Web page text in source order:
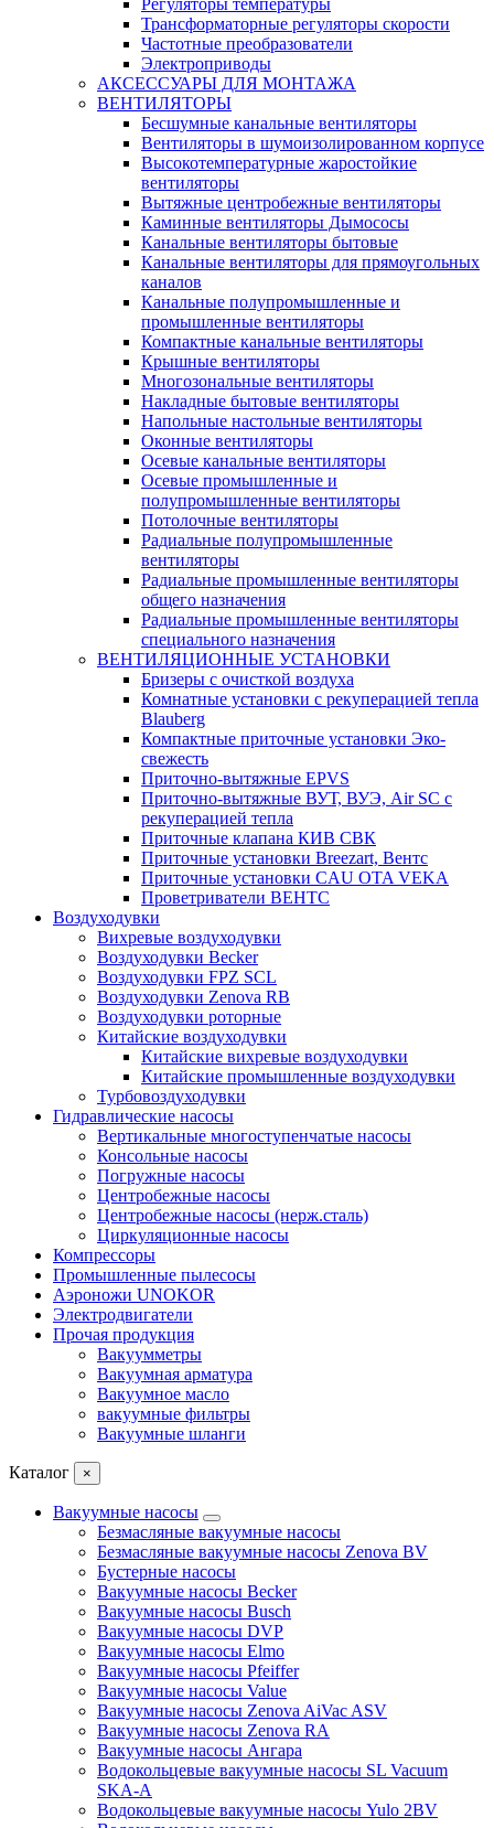
Регуляторы температуры
Трансформаторные регуляторы скорости
Частотные преобразователи
Электроприводы
АКСЕССУАРЫ ДЛЯ МОНТАЖА
ВЕНТИЛЯТОРЫ
Бесшумные канальные вентиляторы
Вентиляторы в шумоизолированном корпусе
Высокотемпературные жаростойкие
вентиляторы
Вытяжные центробежные вентиляторы
Каминные вентиляторы Дымососы
Канальные вентиляторы бытовые
Канальные вентиляторы для прямоугольных
каналов
Канальные полупромышленные и
промышленные вентиляторы
Компактные канальные вентиляторы
Крышные вентиляторы
Многозональные вентиляторы
Накладные бытовые вентиляторы
Напольные настольные вентиляторы
Оконные вентиляторы
Осевые канальные вентиляторы
Осевые промышленные и
полупромышленные вентиляторы
Потолочные вентиляторы
Радиальные полупромышленные
вентиляторы
Радиальные промышленные вентиляторы
общего назначения
Радиальные промышленные вентиляторы
специального назначения
ВЕНТИЛЯЦИОННЫЕ УСТАНОВКИ
Бризеры с очисткой воздуха
Комнатные установки с рекуперацией тепла
Blauberg
Компактные приточные установки Эко-
свежесть
Приточно-вытяжные EPVS
Приточно-вытяжные ВУТ, ВУЭ, Air SC с
рекуперацией тепла
Приточные клапана КИВ СВК
Приточные установки Breezart, Вентс
Приточные установки CAU OTA VEKA
Проветриватели ВЕНТС
Воздуходувки
Вихревые воздуходувки
Воздуходувки Becker
Воздуходувки FPZ SCL
Воздуходувки Zenova RB
Воздуходувки роторные
Китайские воздуходувки
Китайские вихревые воздуходувки
Китайские промышленные воздуходувки
Турбовоздуходувки
Гидравлические насосы
Вертикальные многоступенчатые насосы
Консольные насосы
Погружные насосы
Центробежные насосы
Центробежные насосы (нерж.сталь)
Циркуляционные насосы
Компрессоры
Промышленные пылесосы
Аэроножи UNOKOR
Электродвигатели
Прочая продукция
Вакуумметры
Вакуумная арматура
Вакуумное масло
вакуумные фильтры
Вакуумные шланги
Каталог ×
Вакуумные насосы
Безмасляные вакуумные насосы
Безмасляные вакуумные насосы Zenova BV
Бустерные насосы
Вакуумные насосы Becker
Вакуумные насосы Busch
Вакуумные насосы DVP
Вакуумные насосы Elmo
Вакуумные насосы Pfeiffer
Вакуумные насосы Value
Вакуумные насосы Zenova AiVac ASV
Вакуумные насосы Zenova RA
Вакуумные насосы Ангара
Водокольцевые вакуумные насосы SL Vacuum
SKA-A
Водокольцевые вакуумные насосы Yulo 2BV